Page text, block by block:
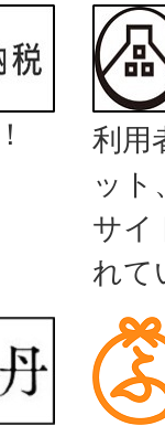
利用
ット
サイ
れて